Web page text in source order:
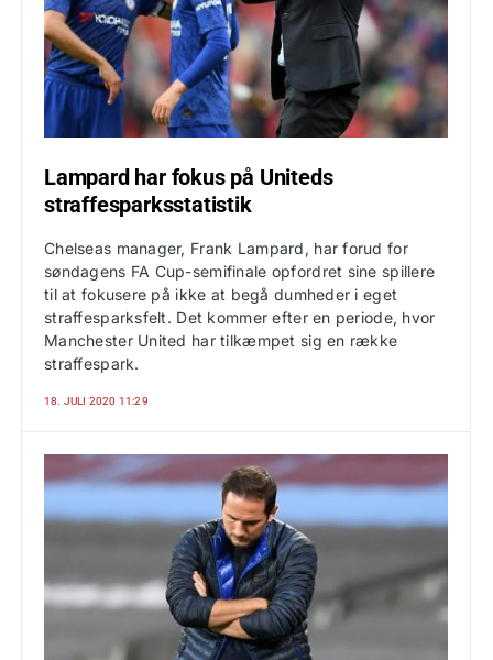
Lampard har fokus på Uniteds
straffesparksstatistik
Chelseas manager, Frank Lampard, har forud for
søndagens FA Cup-semifinale opfordret sine spillere
til at fokusere på ikke at begå dumheder i eget
straffesparksfelt. Det kommer efter en periode, hvor
Manchester United har tilkæmpet sig en række
straffespark.
18. JULI 2020 11:29